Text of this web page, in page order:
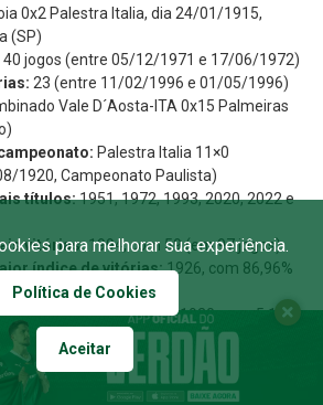
0x2 Palestra Italia, dia 24/01/1915,
(SP)
40 jogos (entre 05/12/1971 e 17/06/1972)
23 (entre 11/02/1996 e 01/05/1996)
Vale D´Aosta-ITA 0x15 Palmeiras
Palestra Italia 11×0
1920, Campeonato Paulista)
títulos:1951, 1972, 1993, 2020, 2022 e
vitórias:1994, com 59 (em 97 jogos)
índice de vitórias:1926, com 86,96%
índice de derrotas:1930, com 5,13%
gols:
1996, com 220 (em 81 jogos)
média de gols:1927, com 4,50 por
para melhorar sua experiência.
Política de Cookies
Aceitar